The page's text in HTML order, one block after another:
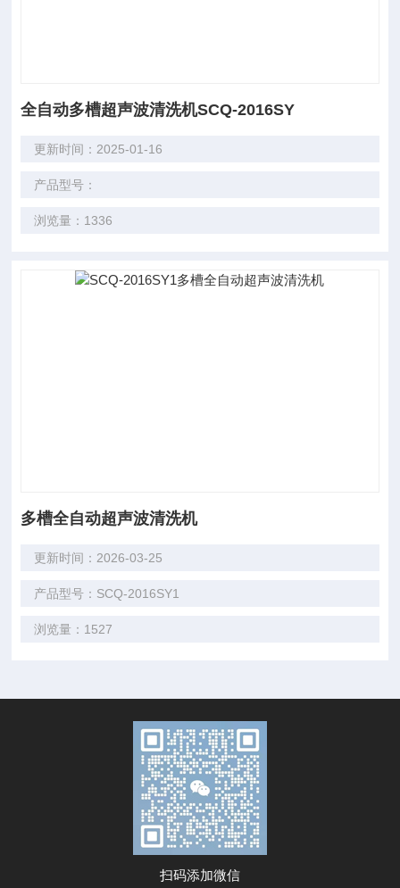
全自动多槽超声波清洗机SCQ-2016SY
更新时间：2025-01-16
产品型号：
浏览量：1336
多槽全自动超声波清洗机
更新时间：2026-03-25
产品型号：SCQ-2016SY1
浏览量：1527
扫码添加微信